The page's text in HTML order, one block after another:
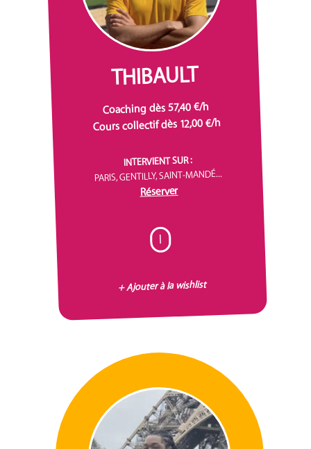
THIBAULT
Coaching dès 57,40 €/h
Cours collectif dès 12,00 €/h
INTERVIENT SUR :
PARIS, GENTILLY, SAINT-MANDÉ...
Réserver
I
+ Ajouter à la wishlist